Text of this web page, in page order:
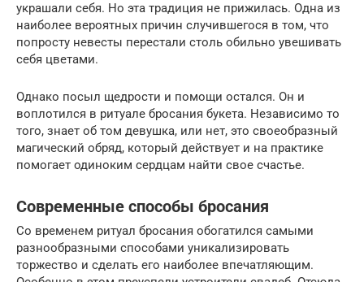
украшали себя. Но эта традиция не прижилась. Одна из
наиболее вероятных причин случившегося в том, что
попросту невесты перестали столь обильно увешивать
себя цветами.
Однако посыл щедрости и помощи остался. Он и
воплотился в ритуале бросания букета. Независимо то
того, знает об том девушка, или нет, это своеобразный
магический обряд, который действует и на практике
помогает одиноким сердцам найти свое счастье.
Современные способы бросания
Со временем ритуал бросания обогатился самыми
разнообразными способами уникализировать
торжество и сделать его наиболее впечатляющим.